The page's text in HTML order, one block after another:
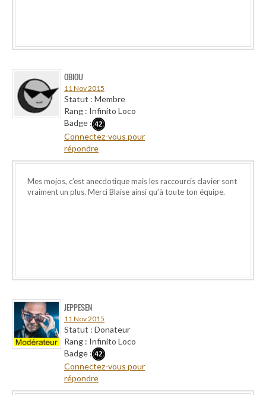
OBIOU
11 Nov 2015
Statut : Membre
Rang : Infinito Loco
Badge :
Connectez-vous pour
répondre
Mes mojos, c’est anecdotique mais les raccourcis clavier sont
vraiment un plus. Merci Blaise ainsi qu’à toute ton équipe.
JEPPESEN
11 Nov 2015
Statut : Donateur
Rang : Infinito Loco
Badge :
Connectez-vous pour
répondre